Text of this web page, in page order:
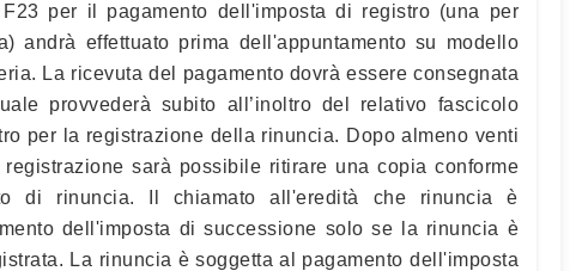
per il pagamento dell'imposta di registro (una per
andrà effettuato prima dell'appuntamento su modello
La ricevuta del pagamento dovrà essere consegnata
provvederà subito all’inoltro del relativo fascicolo
per la registrazione della rinuncia. Dopo almeno venti
registrazione sarà possibile ritirare una copia conforme
di rinuncia. Il chiamato all'eredità che rinuncia è
dell'imposta di successione solo se la rinuncia è
La rinuncia è soggetta al pagamento dell'imposta